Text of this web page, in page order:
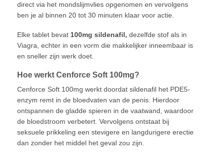
direct via het mondslijmvlies opgenomen en vervolgens
ben je al binnen 20 tot 30 minuten klaar voor actie.
Elke tablet bevat 100mg sildenafil, dezelfde stof als in
Viagra, echter in een vorm die makkelijker inneembaar is
en sneller zijn werk doet.
Hoe werkt Cenforce Soft 100mg?
Cenforce Soft 100mg werkt doordat sildenafil het PDE5-
enzym remt in de bloedvaten van de penis. Hierdoor
ontspannen de gladde spieren in de vaatwand, waardoor
de bloedstroom verbetert. Vervolgens ontstaat bij
seksuele prikkeling een stevigere en langdurigere erectie
dan zonder het middel het geval zou zijn.